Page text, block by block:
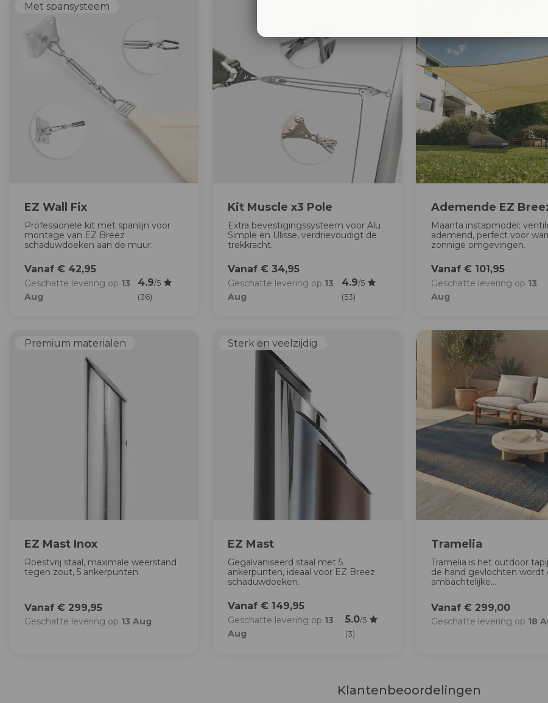
Met spansysteem
EZ Wall Fix
Professionele kit met spanlijn voor
montage van EZ Breez
schaduwdoeken aan de muur.
Vanaf € 42,95
Geschatte levering op 13
Aug
4.9/5
(36)
Kit Muscle x3 Pole
Extra bevestigingssysteem voor Alu
Simple en Ulisse, verdrievoudigt de
trekkracht.
Vanaf € 34,95
Geschatte levering op 13
Aug
4.9/5
(53)
Ademende EZ
Maanta instapmodel:
ademend, perfect voor
zonnige omgevingen.
Vanaf € 101,95
Geschatte levering op 13
Aug
Premium materialen
EZ Mast Inox
Roestvrij staal, maximale weerstand
tegen zout, 5 ankerpunten.
Vanaf € 299,95
Geschatte levering op 13 Aug
Sterk en veelzijdig
EZ Mast
Gegalvaniseerd staal met 5
ankerpunten, ideaal voor EZ Breez
schaduwdoeken.
Vanaf € 149,95
Geschatte levering op 13
Aug
5.0/5
(3)
Tramelia
Tramelia is het outdoor
de hand gevlochten wordt
ambachtelijke...
Vanaf € 299,00
Geschatte levering op 18
Klantenbeoordelingen